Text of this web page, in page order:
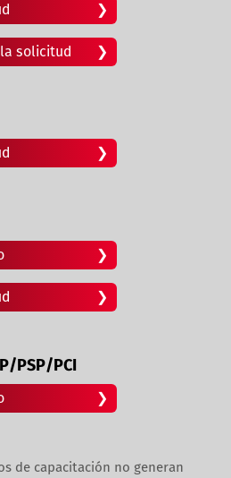
solicitud
PSP/PCI
de capacitación no generan